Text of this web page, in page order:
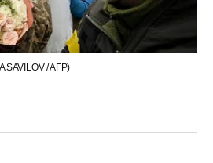
SAVILOV / AFP)